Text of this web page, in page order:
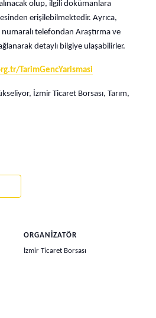
olup, ilgili dokümanlara
erişilebilmektedir. Ayrıca,
numaralı telefondan Araştırma ve
detaylı bilgiye ulaşabilirler.
TarimGencYarismasi
İzmir Ticaret Borsası, Tarım,
ORGANIZATÖR
İzmir Ticaret Borsası